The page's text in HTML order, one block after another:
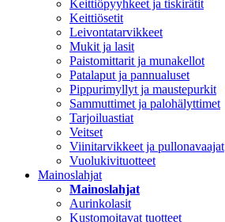
Keittiöpyyhkeet ja tiskirätit
Keittiösetit
Leivontatarvikkeet
Mukit ja lasit
Paistomittarit ja munakellot
Patalaput ja pannualuset
Pippurimyllyt ja maustepurkit
Sammuttimet ja palohälyttimet
Tarjoiluastiat
Veitset
Viinitarvikkeet ja pullonavaajat
Vuolukivituotteet
Mainoslahjat
Mainoslahjat
Aurinkolasit
Kustomoitavat tuotteet